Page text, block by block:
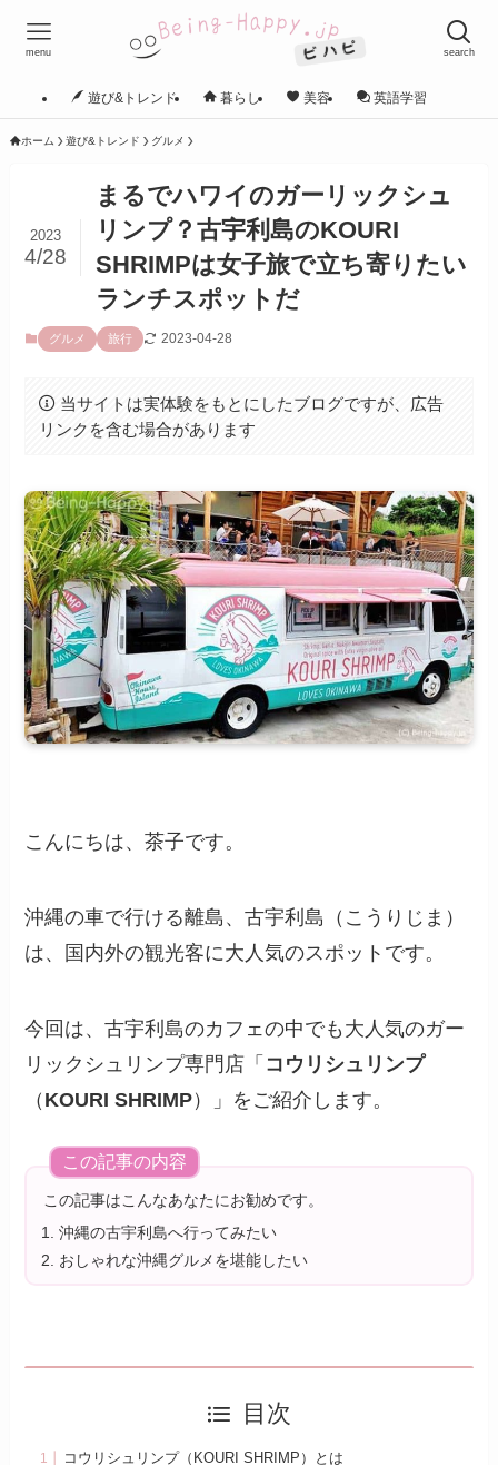
search
menu
遊び&トレンド 暮らし 美容 英語学習
ホーム 遊び&トレンド グルメ
まるでハワイのガーリックシュ
リンプ？古宇利島のKOURI
SHRIMPは女子旅で立ち寄りたい
ランチスポットだ
2023
4/28
グルメ 旅行 2023-04-28
当サイトは実体験をもとにしたブログですが、広告
リンクを含む場合があります
こんにちは、茶子です。
沖縄の車で行ける離島、古宇利島（こうりじま）
は、国内外の観光客に大人気のスポットです。
今回は、古宇利島のカフェの中でも大人気のガー
リックシュリンプ専門店「 コウリシュリンプ
（ KOURI SHRIMP）」をご紹介します。
この記事の内容
この記事はこんなあなたにお勧めです。
沖縄の古宇利島へ行ってみたい
おしゃれな沖縄グルメを堪能したい
目次
コウリシュリンプ（KOURI SHRIMP）とは